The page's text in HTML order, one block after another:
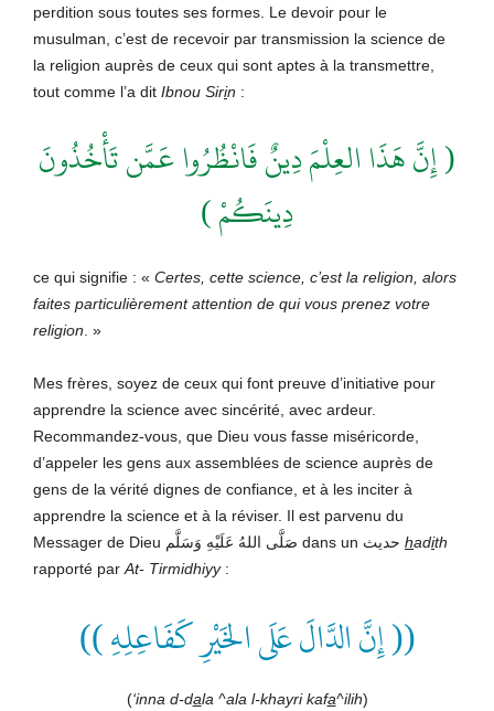
perdition sous toutes ses formes. Le devoir pour le
musulman, c’est de recevoir par transmission la science de
la religion auprès de ceux qui sont aptes à la transmettre,
tout comme l’a dit Ibnou Sirin :
( إِنَّ هَذَا العِلْمَ دِينٌ فَانْظُرُوا عَمَّن تَأْخُذُونَ
دِينَكُمْ )
ce qui signifie : « Certes, cette science, c’est la religion, alors
faites particulièrement attention de qui vous prenez votre
religion. »
Mes frères, soyez de ceux qui font preuve d’initiative pour
apprendre la science avec sincérité, avec ardeur.
Recommandez-vous, que Dieu vous fasse miséricorde,
d’appeler les gens aux assemblées de science auprès de
gens de la vérité dignes de confiance, et à les inciter à
apprendre la science et à la réviser. Il est parvenu du
Messager de Dieu صَلَّى اللهُ عَلَيْهِ وَسَلَّم
hadith
rapporté parAt- Tirmidhiyy:
(( إِنَّ الدَّالَ عَلَى الخَيْرِ كَفَاعِلِهِ ))
(‘inna d-dala ^ala l-khayri kafa^ilih)